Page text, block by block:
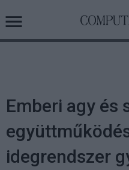
Emberi agy és
idegrendszer